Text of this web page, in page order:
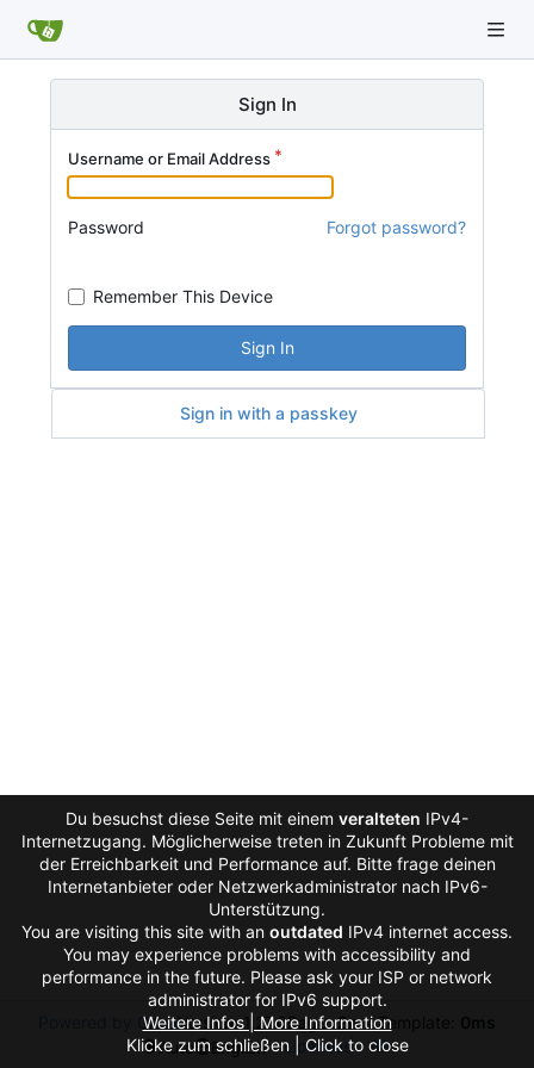
Sign In
Username or Email Address
Password Forgot password?
Remember This Device
Sign In
Sign in with a passkey
Powered by GiteaVersion: 1.27.0Page:2msTemplate:
Auto
English Licenses API
Du besuchst diese Seite mit einem veralteten IPv4-
Internetzugang. Möglicherweise treten in Zukunft Probleme mit
der Erreichbarkeit und Performance auf. Bitte frage deinen
Internetanbieter oder Netzwerkadministrator nach IPv6-
Unterstützung.
You are visiting this site with an outdated IPv4 internet access.
You may experience problems with accessibility and
performance in the future. Please ask your ISP or network
administrator for IPv6 support.
Weitere Infos | More Information
Klicke zum schließen | Click to close